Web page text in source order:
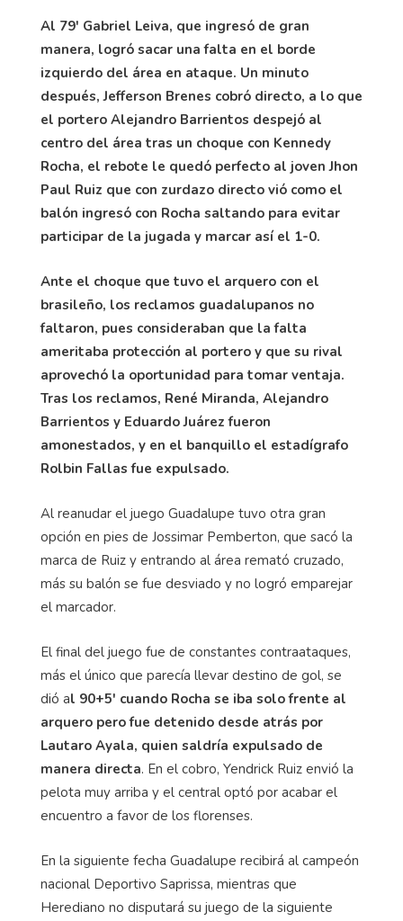
Al 79' Gabriel Leiva, que ingresó de gran
manera, logró sacar una falta en el borde
izquierdo del área en ataque. Un minuto
después, Jefferson Brenes cobró directo, a lo que
el portero Alejandro Barrientos despejó al
centro del área tras un choque con Kennedy
Rocha, el rebote le quedó perfecto al joven Jhon
Paul Ruiz que con zurdazo directo vió como el
balón ingresó con Rocha saltando para evitar
participar de la jugada y marcar así el 1-0.
Ante el choque que tuvo el arquero con el
brasileño, los reclamos guadalupanos no
faltaron, pues consideraban que la falta
ameritaba protección al portero y que su rival
aprovechó la oportunidad para tomar ventaja.
Tras los reclamos, René Miranda, Alejandro
Barrientos y Eduardo Juárez fueron
amonestados, y en el banquillo el estadígrafo
Rolbin Fallas fue expulsado.
Al reanudar el juego Guadalupe tuvo otra gran
opción en pies de Jossimar Pemberton, que sacó la
marca de Ruiz y entrando al área remató cruzado,
más su balón se fue desviado y no logró emparejar
el marcador.
El final del juego fue de constantes contraataques,
más el único que parecía llevar destino de gol, se
dió al 90+5' cuando Rocha se iba solo frente al
arquero pero fue detenido desde atrás por
Lautaro Ayala, quien saldría expulsado de
manera directa. En el cobro, Yendrick Ruiz envió la
pelota muy arriba y el central optó por acabar el
encuentro a favor de los florenses.
En la siguiente fecha Guadalupe recibirá al campeón
nacional Deportivo Saprissa, mientras que
Herediano no disputará su juego de la siguiente